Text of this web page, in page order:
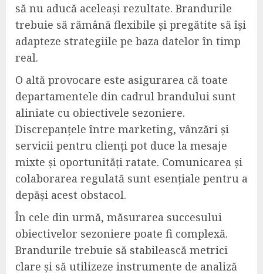
să nu aducă aceleași rezultate. Brandurile
trebuie să rămână flexibile și pregătite să își
adapteze strategiile pe baza datelor în timp
real.
O altă provocare este asigurarea că toate
departamentele din cadrul brandului sunt
aliniate cu obiectivele sezoniere.
Discrepanțele între marketing, vânzări și
servicii pentru clienți pot duce la mesaje
mixte și oportunități ratate. Comunicarea și
colaborarea regulată sunt esențiale pentru a
depăși acest obstacol.
În cele din urmă, măsurarea succesului
obiectivelor sezoniere poate fi complexă.
Brandurile trebuie să stabilească metrici
clare și să utilizeze instrumente de analiză